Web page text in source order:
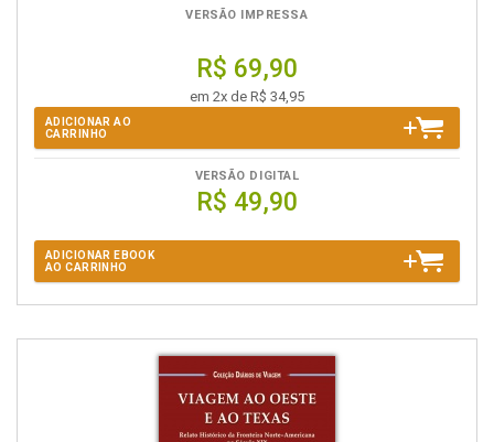
VERSÃO IMPRESSA
R$ 69,90
em 2x de R$ 34,95
ADICIONAR AO
CARRINHO
VERSÃO DIGITAL
R$ 49,90
ADICIONAR EBOOK
AO CARRINHO